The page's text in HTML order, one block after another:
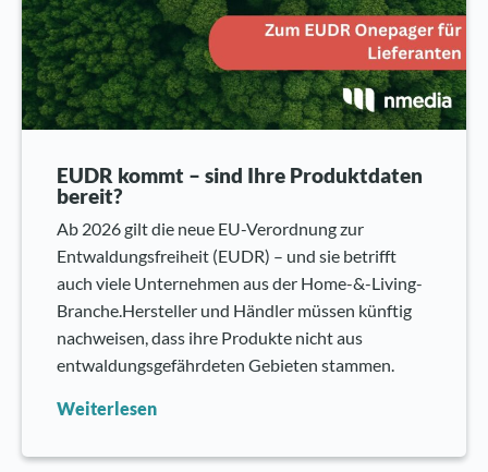
EUDR kommt – sind Ihre Produktdaten
bereit?
Ab 2026 gilt die neue EU-Verordnung zur
Entwaldungsfreiheit (EUDR) – und sie betrifft
auch viele Unternehmen aus der Home-&-Living-
Branche.Hersteller und Händler müssen künftig
nachweisen, dass ihre Produkte nicht aus
entwaldungsgefährdeten Gebieten stammen.
Weiterlesen